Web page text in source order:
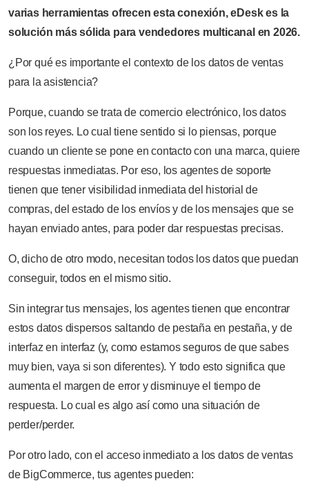
varias herramientas ofrecen esta conexión, eDesk es la
solución más sólida para vendedores multicanal en 2026.
¿Por qué es importante el contexto de los datos de ventas
para la asistencia?
Porque, cuando se trata de comercio electrónico, los datos
son los reyes. Lo cual tiene sentido si lo piensas, porque
cuando un cliente se pone en contacto con una marca, quiere
respuestas inmediatas. Por eso, los agentes de soporte
tienen que tener visibilidad inmediata del historial de
compras, del estado de los envíos y de los mensajes que se
hayan enviado antes, para poder dar respuestas precisas.
O, dicho de otro modo, necesitan todos los datos que puedan
conseguir, todos en el mismo sitio.
Sin integrar tus mensajes, los agentes tienen que encontrar
estos datos dispersos saltando de pestaña en pestaña, y de
interfaz en interfaz (y, como estamos seguros de que sabes
muy bien, vaya si son diferentes). Y todo esto significa que
aumenta el margen de error y disminuye el tiempo de
respuesta. Lo cual es algo así como una situación de
perder/perder.
Por otro lado, con el acceso inmediato a los datos de ventas
de BigCommerce, tus agentes pueden: